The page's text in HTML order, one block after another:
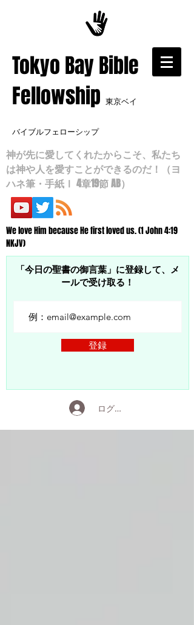
​Tokyo Bay Bible
Fellowship 東京ベイ
バイブルフェローシップ
神が先に愛してくれたからこそ、私たち
は神や人を愛すことができるのだ！（ヨ
ハネ筆・手紙Ⅰ 4章19節 AB）
We love Him because He first loved us. (1 John 4:19
NKJV)
「今日の聖書の御言葉」に登録して、メ
ールで受け取る！
登録
ログイン